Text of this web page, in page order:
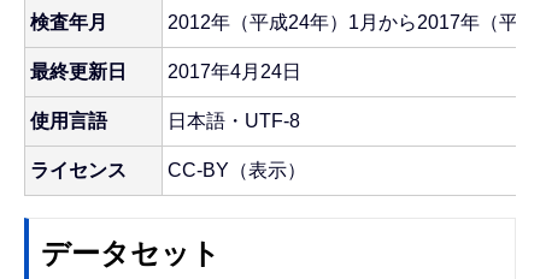
検査年月 2012年（平成24年）1月から2017年（平
最終更新日 2017年4月24日
使用言語 日本語・UTF-8
ライセンス CC-BY（表示）
データセット